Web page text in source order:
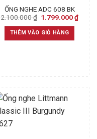
ỐNG NGHE ADC 608 BK
2.100.000₫ Original
was:
2.100.000 ₫.
1.799.000₫
THÊM VÀO GIỎ HÀNG